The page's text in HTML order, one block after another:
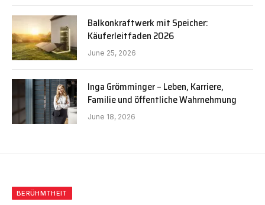
Balkonkraftwerk mit Speicher:
Käuferleitfaden 2026
June 25, 2026
Inga Grömminger – Leben, Karriere,
Familie und öffentliche Wahrnehmung
June 18, 2026
BERÜHMTHEIT